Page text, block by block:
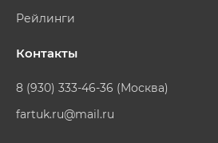
Рейлинги
Контакты
8 (930) 333-46-36 (Москва)
fartuk.ru@mail.ru